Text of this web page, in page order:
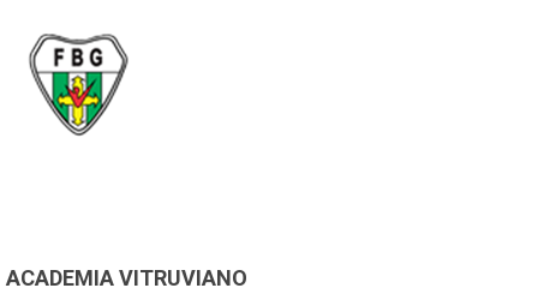
ACADEMIA VITRUVIANO